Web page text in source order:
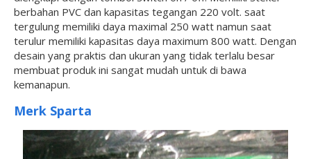
berbahan PVC dan kapasitas tegangan 220 volt. saat
tergulung memiliki daya maximal 250 watt namun saat
terulur memiliki kapasitas daya maximum 800 watt. Dengan
desain yang praktis dan ukuran yang tidak terlalu besar
membuat produk ini sangat mudah untuk di bawa
kemanapun.
Merk Sparta